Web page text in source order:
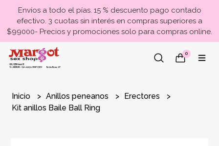
Envíos a todo el pías. 15 % descuento pago contado
efectivo. 3 cuotas sin interés en compras superiores a
$99000- Precios y promociones solo para compras online.
0
Inicio Anillos peneanos
Erectores
Kit anillos Baile Ball Ring